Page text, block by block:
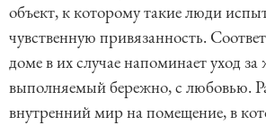
объект, к которому такие люди
чувственную привязанность.
доме в их случае напоминает уход
выполняемый бережно, с любовью.
внутренний мир на помещение, в